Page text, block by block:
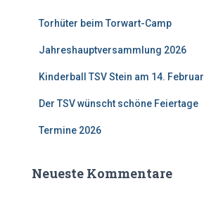
Torhüter beim Torwart-Camp
Jahreshauptversammlung 2026
Kinderball TSV Stein am 14. Februar
Der TSV wünscht schöne Feiertage
Termine 2026
Neueste Kommentare